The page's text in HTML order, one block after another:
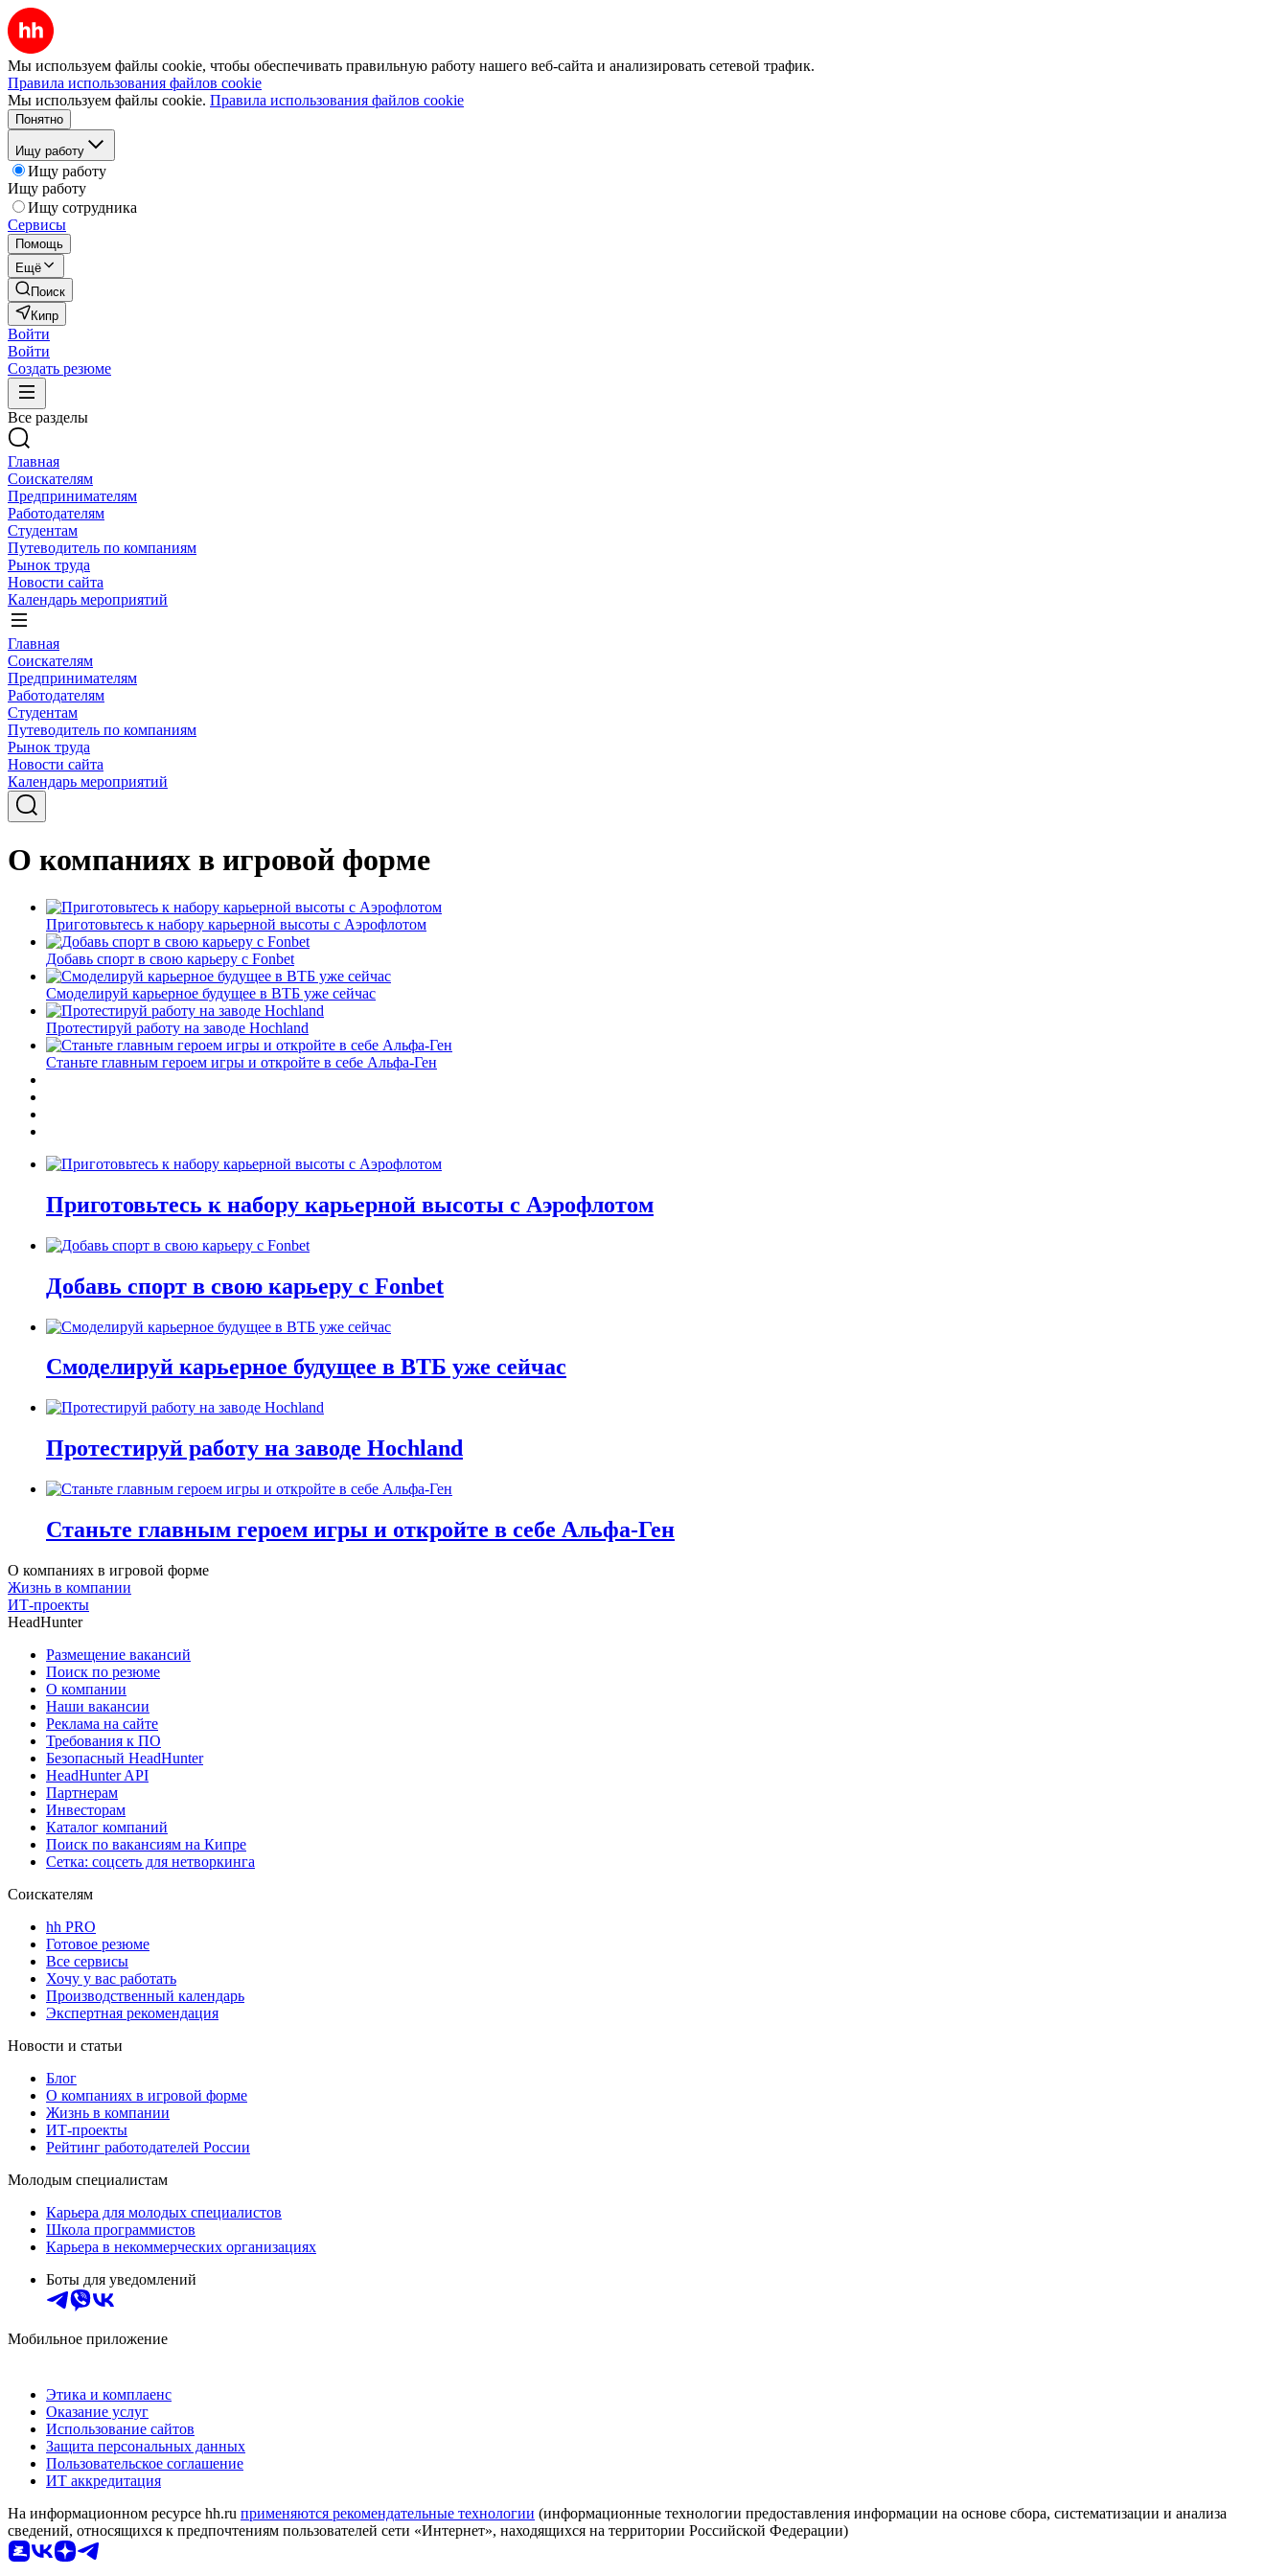
Мы используем файлы cookie, чтобы обеспечивать правильную работу нашего веб-сайта и анализировать сетевой трафик.
Правила использования файлов cookie
Мы используем файлы cookie. Правила использования файлов cookie
Понятно
Ищу работу
Ищу работу
Ищу работу
Ищу сотрудника
Сервисы
Помощь
Ещё
Поиск
Кипр
Войти
Войти
Создать резюме
Все разделы
Главная
Соискателям
Предпринимателям
Работодателям
Студентам
Путеводитель по компаниям
Рынок труда
Новости сайта
Календарь мероприятий
Главная
Соискателям
Предпринимателям
Работодателям
Студентам
Путеводитель по компаниям
Рынок труда
Новости сайта
Календарь мероприятий
О компаниях в игровой форме
Приготовьтесь к набору карьерной высоты с Аэрофлотом
Добавь спорт в свою карьеру с Fonbet
Смоделируй карьерное будущее в ВТБ уже сейчас
Протестируй работу на заводе Hochland
Станьте главным героем игры и откройте в себе Альфа-Ген
Приготовьтесь к набору карьерной высоты с Аэрофлотом
Добавь спорт в свою карьеру с Fonbet
Смоделируй карьерное будущее в ВТБ уже сейчас
Протестируй работу на заводе Hochland
Станьте главным героем игры и откройте в себе Альфа-Ген
О компаниях в игровой форме
Жизнь в компании
ИТ-проекты
HeadHunter
Размещение вакансий
Поиск по резюме
О компании
Наши вакансии
Реклама на сайте
Требования к ПО
Безопасный HeadHunter
HeadHunter API
Партнерам
Инвесторам
Каталог компаний
Поиск по вакансиям на Кипре
Сетка: соцсеть для нетворкинга
Соискателям
hh PRO
Готовое резюме
Все сервисы
Хочу у вас работать
Производственный календарь
Экспертная рекомендация
Новости и статьи
Блог
О компаниях в игровой форме
Жизнь в компании
ИТ-проекты
Рейтинг работодателей России
Молодым специалистам
Карьера для молодых специалистов
Школа программистов
Карьера в некоммерческих организациях
Боты для уведомлений
Мобильное приложение
Этика и комплаенс
Оказание услуг
Использование сайтов
Защита персональных данных
Пользовательское соглашение
ИТ аккредитация
На информационном ресурсе hh.ru применяются рекомендательные технологии (информационные технологии предоставления информации на основе сбора, систематизации и анализа
сведений, относящихся к предпочтениям пользователей сети «Интернет», находящихся на территории Российской Федерации)